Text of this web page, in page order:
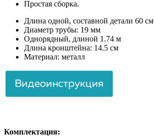
Простая сборка.
Длина одной, составной детали 60 см
Диаметр трубы: 19 мм
Однорядный, длиной 1.74 м
Длина кронштейна: 14.5 см
Материал: металл
Комплектация: